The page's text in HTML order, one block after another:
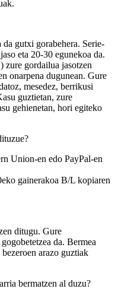
gutxi gorabehera. Serie-
eta 20-30 egunekoa da.
zure gordailua jasotzen
onarpena dugunean. Gure
mesedez, berrikusi
guztietan, zure
gehienetan, hori egiteko
Union-en edo PayPal-en
gainerakoa B/L kopiaren
ditugu. Gure
da. Bermea
arazo guztiak
bermatzen al duzu?